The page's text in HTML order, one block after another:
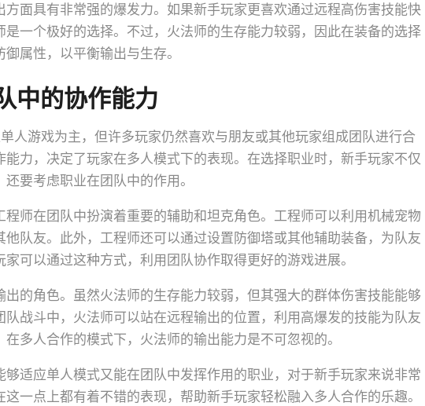
面具有非常强的爆发力。如果新手玩家更喜欢通过远程高伤害技能快
是一个极好的选择。不过，火法师的生存能力较弱，因此在装备的选择
属性，以平衡输出与生存。
中的协作能力
人游戏为主，但许多玩家仍然喜欢与朋友或其他玩家组成团队进行合
力，决定了玩家在多人模式下的表现。在选择职业时，新手玩家不仅
要考虑职业在团队中的作用。
师在团队中扮演着重要的辅助和坦克角色。工程师可以利用机械宠物
他队友。此外，工程师还可以通过设置防御塔或其他辅助装备，为队友
可以通过这种方式，利用团队协作取得更好的游戏进展。
出的角色。虽然火法师的生存能力较弱，但其强大的群体伤害技能能够
队战斗中，火法师可以站在远程输出的位置，利用高爆发的技能为队友
多人合作的模式下，火法师的输出能力是不可忽视的。
够适应单人模式又能在团队中发挥作用的职业，对于新手玩家来说非常
一点上都有着不错的表现，帮助新手玩家轻松融入多人合作的乐趣。